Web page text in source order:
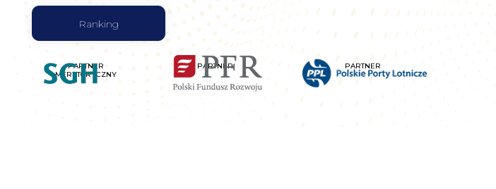
Ranking
PARTNER
MERYTORYCZNY
PARTNER PARTNER